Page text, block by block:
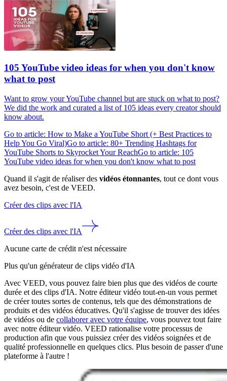
105 YouTube video ideas for when you don't know
what to post
Want to grow your YouTube channel but are stuck on what to post?
We did the work and curated a list of 105 ideas every creator should
know about.
Go to article: How to Make a YouTube Short (+ Best Practices to
Help You Go Viral)Go to article: 80+ Trending Hashtags for
YouTube Shorts to Skyrocket Your ReachGo to article: 105
YouTube video ideas for when you don't know what to post
Quand il s'agit de réaliser des vidéos étonnantes, tout ce dont vous
avez besoin, c'est de VEED.
Créer des clips avec l'IA
Créer des clips avec l'IA
Aucune carte de crédit n'est nécessaire
Plus qu'un générateur de clips vidéo d'IA
Avec VEED, vous pouvez faire bien plus que des vidéos de courte
durée et des clips d'IA. Notre éditeur vidéo tout-en-un vous permet
de créer toutes sortes de contenus, tels que des démonstrations de
produits et des vidéos éducatives. Qu'il s'agisse de trouver des idées
de vidéos ou de collaborer avec votre équipe, vous pouvez tout faire
avec notre éditeur vidéo. VEED rationalise votre processus de
production afin que vous puissiez créer des vidéos soignées et de
qualité professionnelle en quelques clics. Plus besoin de passer d'une
plateforme à l'autre !